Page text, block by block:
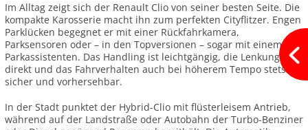
Im Alltag zeigt sich der Renault Clio von seiner besten Seite. Die
kompakte Karosserie macht ihn zum perfekten Cityflitzer. Engen
Parklücken begegnet er mit einer Rückfahrkamera,
Parksensoren oder – in den Topversionen – sogar mit einem
Parkassistenten. Das Handling ist leichtgängig, die Lenkung
direkt und das Fahrverhalten auch bei höherem Tempo stets
sicher und vorhersehbar.
In der Stadt punktet der Hybrid-Clio mit flüsterleisem Antrieb,
während auf der Landstraße oder Autobahn der Turbo-Benziner